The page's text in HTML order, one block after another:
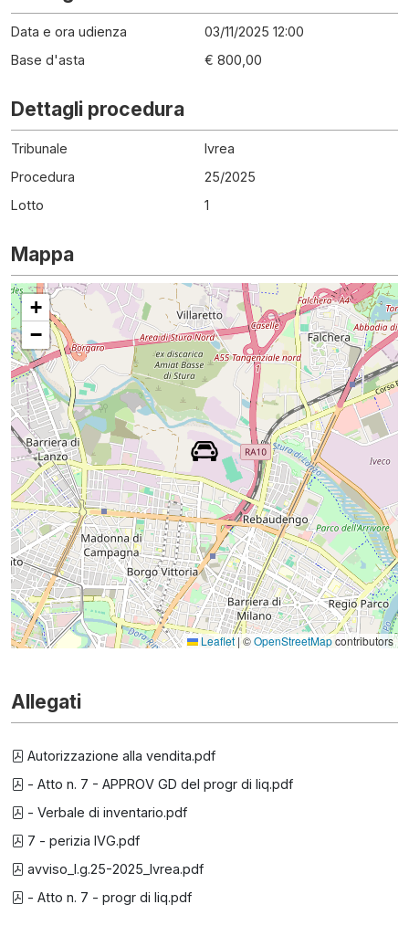
Data e ora udienza
03/11/2025 12:00
Base d'asta
€ 800,00
Dettagli procedura
Tribunale
Ivrea
Procedura
25/2025
Lotto
1
Mappa
+
−
Leaflet | ©OpenStreetMapcontributors
Allegati
Autorizzazione alla vendita.pdf
- Atto n. 7 - APPROV GD del progr di liq.pdf
- Verbale di inventario.pdf
7 - perizia IVG.pdf
avviso_l.g.25-2025_Ivrea.pdf
- Atto n. 7 - progr di liq.pdf